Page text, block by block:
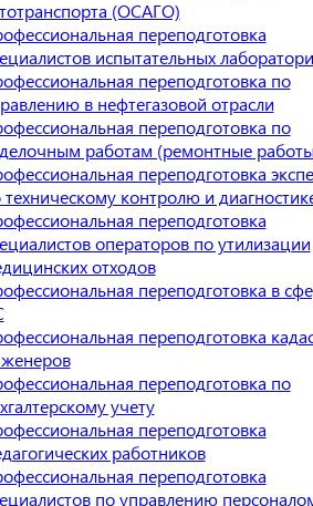
(ОСАГО)
переподготовка
испытательных
переподготовка по
в нефтегазовой отрасли
переподготовка по
работам (ремонтные
переподготовка
техническому контролю и
переподготовка
операторов по утилизации
отходов
переподготовка в
переподготовка
переподготовка по
учету
переподготовка
работников
переподготовка
по управлению